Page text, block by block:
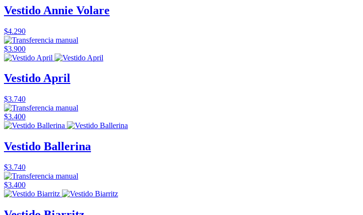
Vestido Annie Volare
$4.290
$3.900
Vestido April
$3.740
$3.400
Vestido Ballerina
$3.740
$3.400